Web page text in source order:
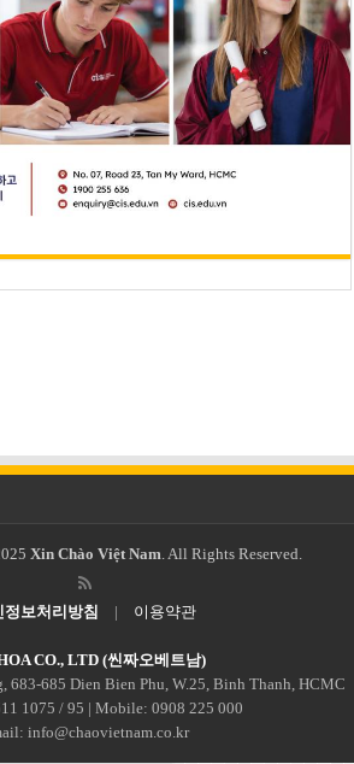
Xin Chào Việt Nam. All Rights Reserved.
정보처리방침 | 이용약관
CO., LTD (씬짜오베트남)
685 Dien Bien Phu, W.25, Binh Thanh, HCMC
1075 / 95 | Mobile: 0908 225 000
info@chaovietnam.co.kr